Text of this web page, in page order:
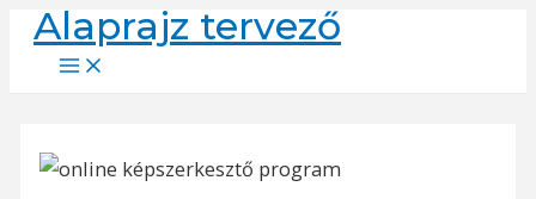
SkipAlaprajz tervező
Main
Menu